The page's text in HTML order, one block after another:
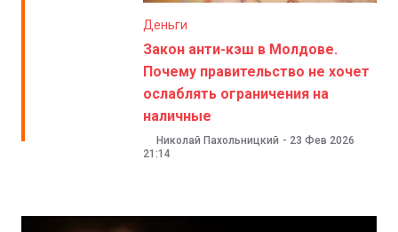
Деньги
Закон анти-кэш в Молдове.
Почему правительство не хочет
ослаблять ограничения на
наличные
Николай Пахольницкий - 23 Фев 2026
21:14